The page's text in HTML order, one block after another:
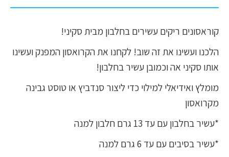
קוראסונים ריקים עשירים בחלבון מבית סקיני!
הלכנו ועשינו את זה שוב! לקחנו את הקרואסון המפנק ועשינו
אותו סקיני אה וכמובן עשיר בחלבון!
מומלץ ואידיאלי למילוי כדי ליצור סנדביץ או טוסט גבינה
מקרואסון
*עשיר בחלבון עם עד 13 גרם חלבון למנה
*עשיר בסיבים עם עד 6 גרם למנה